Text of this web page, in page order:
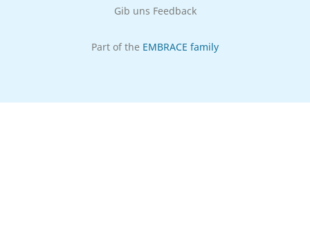
Gib uns Feedback
Part of the EMBRACE family